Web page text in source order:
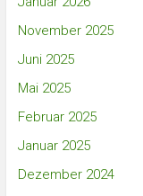
November 2025
Juni 2025
Mai 2025
Februar 2025
Januar 2025
Dezember 2024